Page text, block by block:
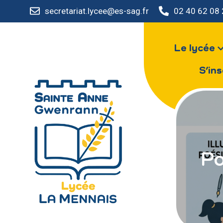
secretariat.lycee@es-sag.fr 02 40 62 08
Le lycée